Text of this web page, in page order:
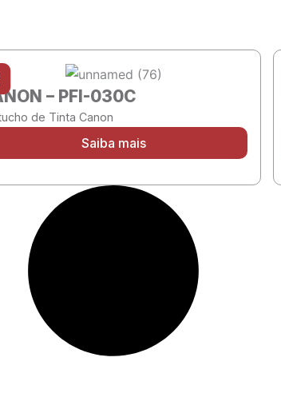
– PFI-030C
de Tinta Canon
Saiba mais